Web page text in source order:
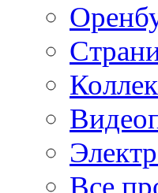
Все